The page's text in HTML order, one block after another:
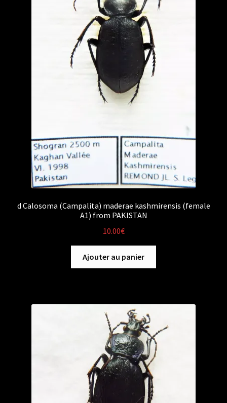
d Calosoma (Campalita) maderae kashmirensis (female
A1) from PAKISTAN
10.00€
Ajouter au panier